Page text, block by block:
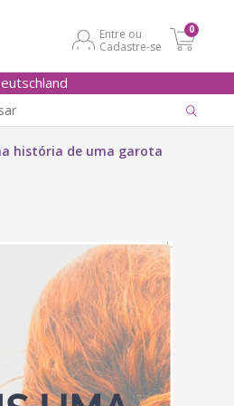
Entre ou
Cadastre-se
0
história de uma garota